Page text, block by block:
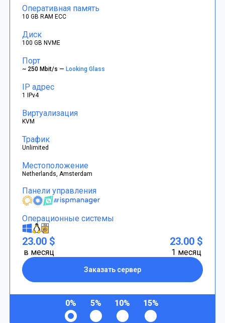
Оперативная память
10 GB RAM ECC
Диск
100 GB NVME
Порт
~ 250 Mbit/s —Looking Glass
IP адрес
1 IPv4
Виртуализация
KVM
Трафик
Unlimited
Местоположение
Netherlands, Amsterdam
Панели управления
Операционные системы
23.00 $
в месяц
Заказать сервер
23.00 $
1 месяц
0% 5% 10% 15%